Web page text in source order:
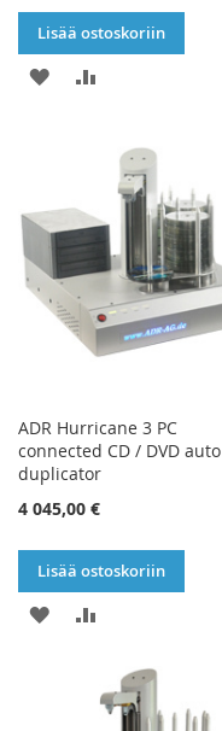
Lisää ostoskoriin
LISÄÄ
ADR Hurricane 3 PC
connected CD / DVD auto
duplicator
4 045,00 €
Lisää ostoskoriin
LISÄÄ